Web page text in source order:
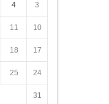
3
4
10
11
17
18
24
25
31